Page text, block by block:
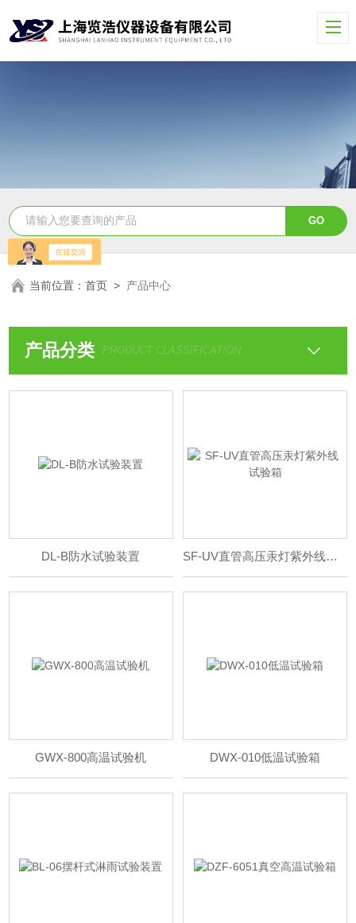
当前位置：首页 > 产品中心
产品分类 PRODUCT CLASSIFICATION
DL-B防水试验装置 SF-UV直管高压汞灯紫外线试验箱
GWX-800高温试验机 DWX-010低温试验箱